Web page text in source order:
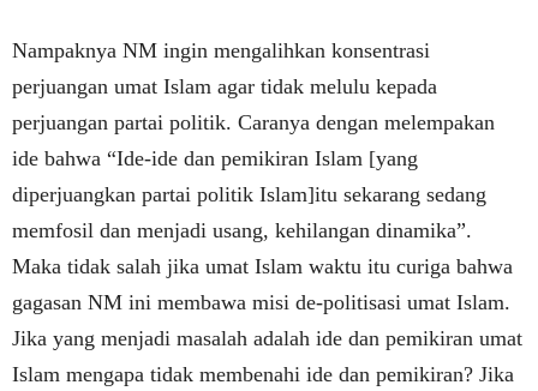
Nampaknya NM ingin mengalihkan konsentrasi
perjuangan umat Islam agar tidak melulu kepada
perjuangan partai politik. Caranya dengan melempakan
ide bahwa “Ide-ide dan pemikiran Islam [yang
diperjuangkan partai politik Islam]itu sekarang sedang
memfosil dan menjadi usang, kehilangan dinamika”.
Maka tidak salah jika umat Islam waktu itu curiga bahwa
gagasan NM ini membawa misi de-politisasi umat Islam.
Jika yang menjadi masalah adalah ide dan pemikiran umat
Islam mengapa tidak membenahi ide dan pemikiran? Jika